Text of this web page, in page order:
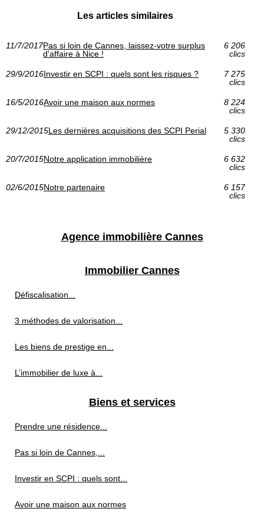
Les articles similaires
11/7/2017Pas si loin de Cannes, laissez-votre surplus
d'affaire à Nice !
6 206
clics
29/9/2016Investir en SCPI : quels sont les risques ?
7 275
clics
16/5/2016Avoir une maison aux normes
8 224
clics
29/12/2015Les dernières acquisitions des SCPI Perial
5 330
clics
20/7/2015Notre application immobilière
6 632
clics
02/6/2015Notre partenaire
6 157
clics
Agence immobilière Cannes
Immobilier Cannes
Défiscalisation...
3 méthodes de valorisation...
Les biens de prestige en...
L’immobilier de luxe à...
Biens et services
Prendre une résidence...
Pas si loin de Cannes,...
Investir en SCPI : quels sont...
Avoir une maison aux normes